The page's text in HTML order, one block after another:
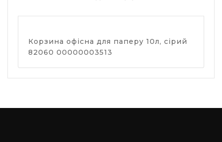
Корзина офісна для паперу 10л, сірий
82060 00000003513